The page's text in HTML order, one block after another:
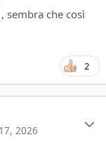
, sembra che così
2
2026